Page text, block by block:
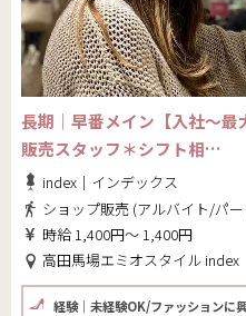
長期｜早番メイン【入社～最
販売スタッフ＊シフト相…
index｜インデックス
ショップ販売 (アルバイト/パ
時給 1,400円～ 1,400円
高田馬場エミオスタイル index（
経験｜未経験OK/ファッションに